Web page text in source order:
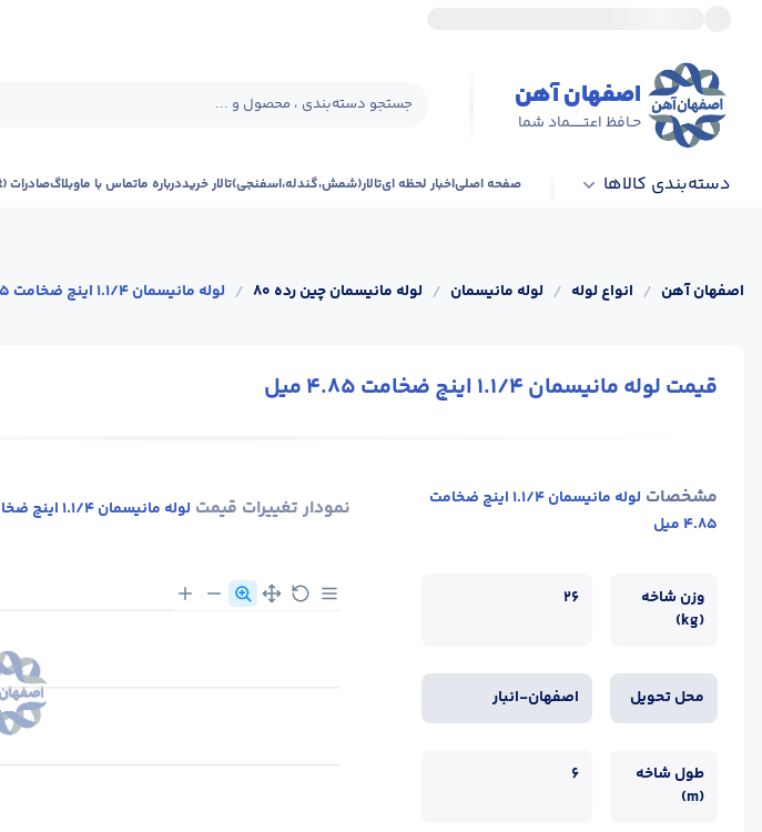
اصفهان آهن
حـافظ اعتــــــماد شما
جستجو دسته‌بندی ، محصول و ...
دسته‌بندی کالاها صفحه اصلیاخبار لحظه ایتالار(شمش،گندله،اسفنجی)تالار خریددرباره ماتماس با ماوبلاگصادرات (Export)
اصفهان آهن / انواع لوله / لوله مانیسمان / لوله مانیسمان چین رده 80 / لوله مانیسمان 1.1/4 اینچ ضخامت 4.85 میل
قیمت لوله مانیسمان 1.1/4 اینچ ضخامت 4.85 میل
مشخصات
لوله مانیسمان 1.1/4 اینچ ضخامت
4.85 میل
وزن شاخه
(kg)
26
محل تحویل اصفهان-انبار
طول شاخه
(m)
6
نمودار تغییرات قیمت لوله مانیسمان 1.1/4 اینچ ضخامت 4.85 میل